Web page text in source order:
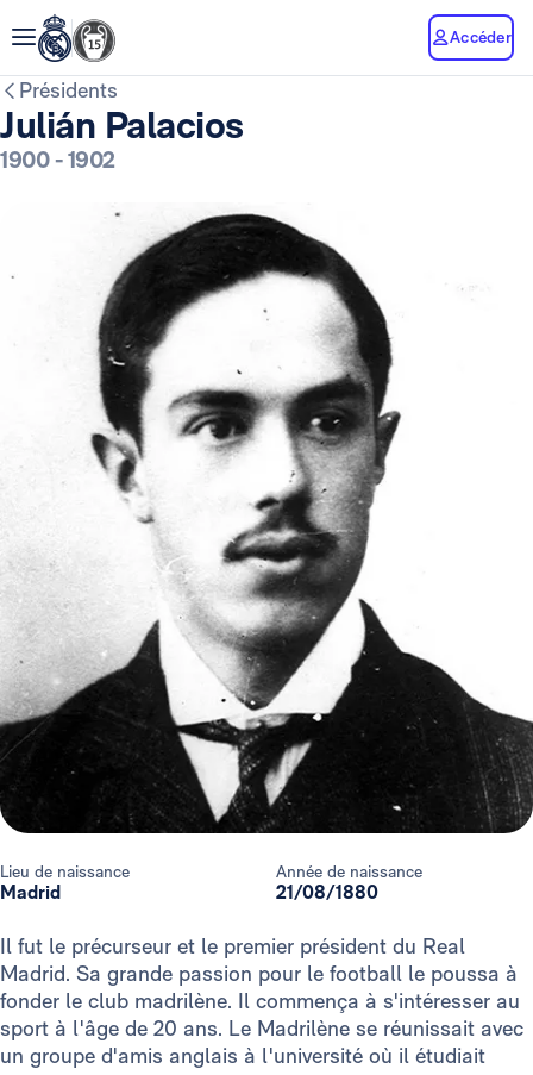
Accéder
Présidents
Julián Palacios
1900-1902
Lieu de naissance
Madrid
Année de naissance
21/08/1880
Il fut le précurseur et le premier président du Real
Madrid. Sa grande passion pour le football le poussa à
fonder le club madrilène. Il commença à s'intéresser au
sport à l'âge de 20 ans. Le Madrilène se réunissait avec
un groupe d'amis anglais à l'université où il étudiait